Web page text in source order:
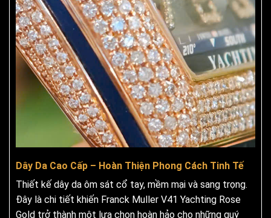
Dây Da Cao Cấp – Hoàn Thiện Phong Cách Tinh Tế
Thiết kế dây da ôm sát cổ tay, mềm mại và sang trọng.
Đây là chi tiết khiến Franck Muller V41 Yachting Rose
Gold trở thành một lựa chọn hoàn hảo cho những quý